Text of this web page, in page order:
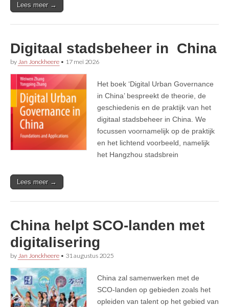
Lees meer →
Digitaal stadsbeheer in China
by Jan Jonckheere • 17 mei 2026
Het boek ‘Digital Urban Governance
in China’ bespreekt de theorie, de
geschiedenis en de praktijk van het
digitaal stadsbeheer in China. We
focussen voornamelijk op de praktijk
en het lichtend voorbeeld, namelijk
het Hangzhou stadsbrein
Lees meer →
China helpt SCO-landen met
digitalisering
by Jan Jonckheere • 31 augustus 2025
China zal samenwerken met de
SCO-landen op gebieden zoals het
opleiden van talent op het gebied van